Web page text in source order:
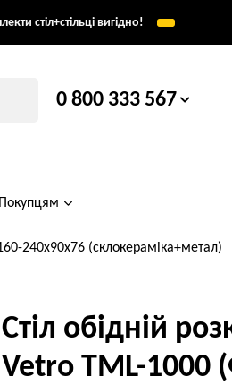
стіл+стільці вигідно!
0 800 333 567
Покупцям
240x90x76 (склокераміка+метал)
Стіл обідній
Vetro ТМL-1000